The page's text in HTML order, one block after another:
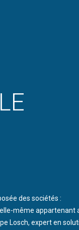
des sociétés :
même
Losch, expert en